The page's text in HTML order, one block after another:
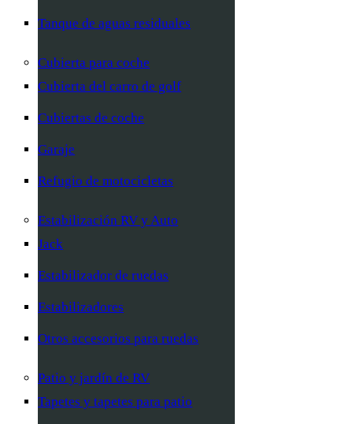
Tanque de aguas residuales
Cubierta para coche
Cubierta del carro de golf
Cubiertas de coche
Garaje
Refugio de motocicletas
Estabilización RV y Auto
Jack
Estabilizador de ruedas
Estabilizadores
Otros accesorios para ruedas
Patio y jardín de RV
Tapetes y tapetes para patio